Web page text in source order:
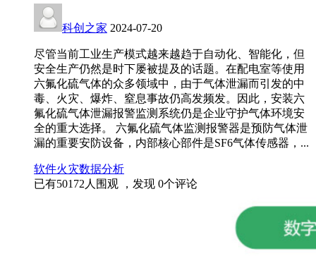
科创之家 2024-07-20
尽管当前工业生产模式越来越趋于自动化、智能化，但
安全生产仍然是时下屡被提及的话题。在配电室等使用
六氟化硫气体的众多领域中，由于气体泄漏而引发的中
毒、火灾、爆炸、窒息事故仍高发频发。因此，安装六
氟化硫气体泄漏报警监测系统仍是企业守护气体环境安
全的重大选择。 六氟化硫气体监测报警器是预防气体泄
漏的重要安防设备，内部核心部件是SF6气体传感器，...
软件火灾数据分析
已有50172 人围观 ，发现 0个评论